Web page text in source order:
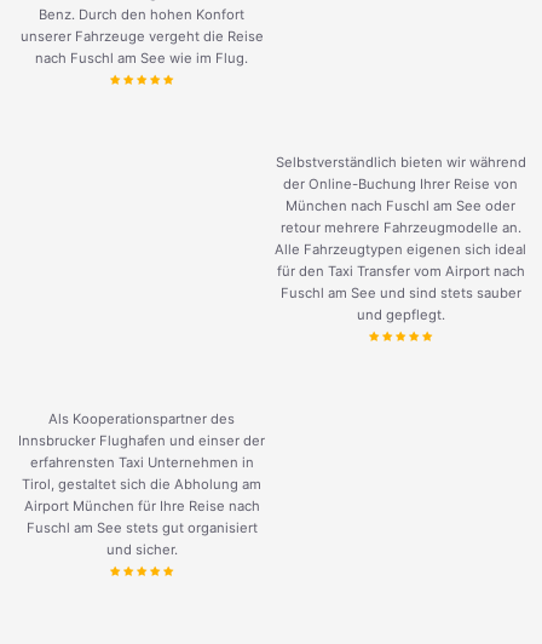
Benz. Durch den hohen Konfort
unserer Fahrzeuge vergeht die Reise
nach Fuschl am See wie im Flug.
Selbstverständlich bieten wir während
der Online-Buchung Ihrer Reise von
München nach Fuschl am See oder
retour mehrere Fahrzeugmodelle an.
Alle Fahrzeugtypen eigenen sich ideal
für den Taxi Transfer vom Airport nach
Fuschl am See und sind stets sauber
und gepflegt.
Als Kooperationspartner des
Innsbrucker Flughafen und einser der
erfahrensten Taxi Unternehmen in
Tirol, gestaltet sich die Abholung am
Airport München für Ihre Reise nach
Fuschl am See stets gut organisiert
und sicher.